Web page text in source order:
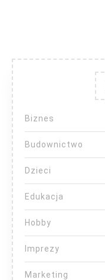
Biznes
Budownictwo
Dzieci
Edukacja
Hobby
Imprezy
Marketing